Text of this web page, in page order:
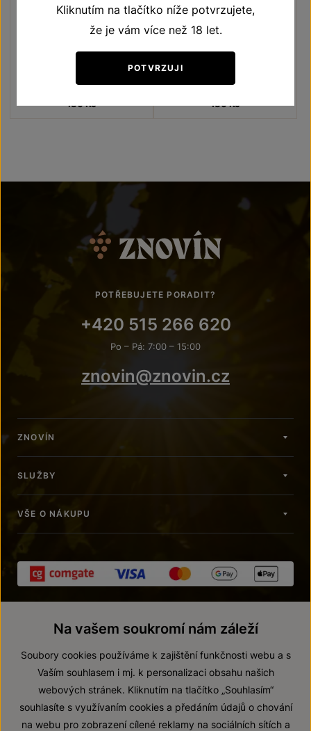
Pálava
Terroir - toulky vinicemi
Šarže 5353
180Kč
Pálava
Terroir - toulky vinicemi
Šarže 4316
180Kč
POTŘEBUJETE PORADIT?
+420 515 266 620
Po – Pá: 7:00 – 15:00
znovin@znovin.cz
ZNOVÍN
SLUŽBY
VŠE O NÁKUPU
© 2026 ZNOVÍN ZNOJMO, a. s.
Kliknutím na tlačítko níže potvrzujete,
že je vám více než 18 let.
POTVRZUJI
Na vašem soukromí nám záleží
Soubory cookies používáme k zajištění funkčnosti webu a s
Vaším souhlasem i mj. k personalizaci obsahu našich
webových stránek. Kliknutím na tlačítko „Souhlasím“
souhlasíte s využívaním cookies a předáním údajů o chování
na webu pro zobrazení cílené reklamy na sociálních sítích a